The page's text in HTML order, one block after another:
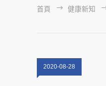
首頁 健康新知
2020-08-28